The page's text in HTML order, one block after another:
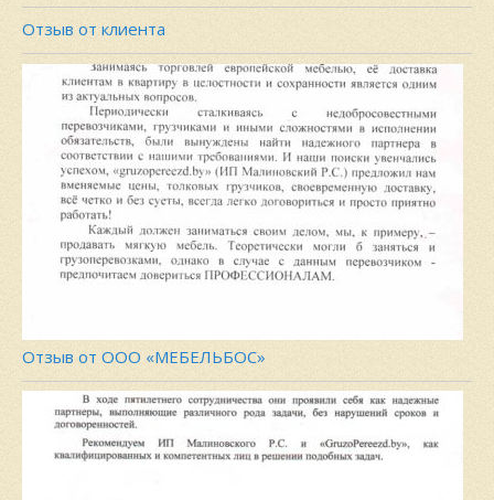
Отзыв от клиента
Отзыв от ООО «МЕБЕЛЬБОС»